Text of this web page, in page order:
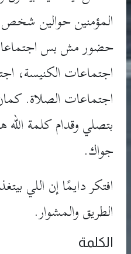
المؤمنين حوالين
حضور مش بس
اجتماعات الكنيسة،
اجتماعات الصلاة.
بتصلي وقدام كلمة
جواك.
افتكر دايمًا إن اللي
الطريق والمشوار.
الكلمة